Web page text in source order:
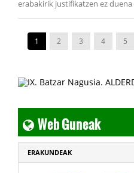
erabakirik justifikatzen ez duena
1 2 3 4 5
Web Guneak
ERAKUNDEAK